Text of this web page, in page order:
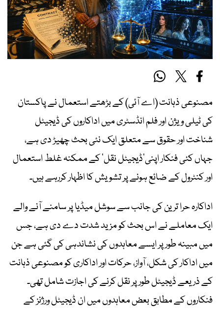
مصنوعی ذہانت (اے آئی) کے بڑھتے استعمال نے پاکستان
کی ٹیلی ویژن اور فلم انڈسٹری میں اداکاروں کی ڈیجیٹل
شناخت اور حقوق سے متعلق ایک نئی بحث چھیڑ دی ہے،
جہاں کئی فنکار اپنی’ڈیجیٹل نقل‘ کے ممکنہ غلط استعمال
اور کنٹرول کے ضائع ہونے پر تشویش کا اظہار کررہے ہیں۔
اداکارہ حرا ترین کی جانب سے سوشل میڈیا پر سامنے آنے والے
ایک معاملے نے اس بحث کو مزید شدت دے دی ہے، جس
میں مبینہ طور پر ایسے معاہدوں کی نشاندہی کی گئی ہے جن
میں اداکار کی شکل، آواز، حرکات اور اداکاری کو مصنوعی ذہانت
کے ذریعے ڈیجیٹل طور پر نقل کرنے کی اجازت شامل تھی۔
فنکاروں کے مطابق بعض معاہدوں میں ان ڈیجیٹل ورژنز کے